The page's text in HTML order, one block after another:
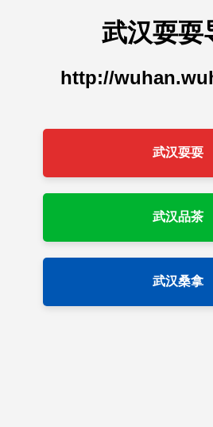
武汉耍耍
http://
武汉耍耍
武汉品茶
武汉桑拿